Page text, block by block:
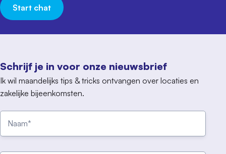
Schrijf je in voor onze nieuwsbrief
Ik wil maandelijks tips & tricks ontvangen over locaties en
zakelijke bijeenkomsten.
Start chat